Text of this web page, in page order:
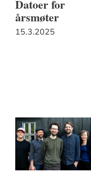
Datoer for
årsmøter
15.3.2025